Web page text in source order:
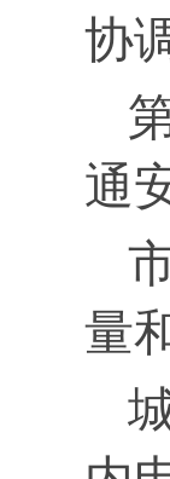
协
通
量